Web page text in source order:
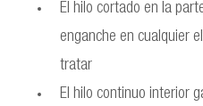
El hilo cortado en la
enganche en cualquier
tratar
El hilo continuo interior